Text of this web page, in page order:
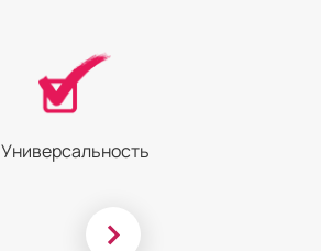
Универсальность